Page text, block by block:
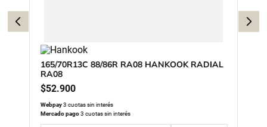
165/70R13C 88/86R RA08 HANKOOK RADIAL
RA08
$52.900
Webpay3 cuotas sin interés
Mercado pago3 cuotas sin interés